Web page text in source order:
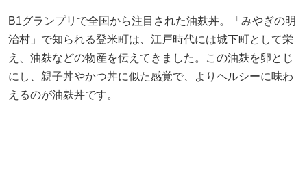
B1グランプリで全国から注目された油麸丼。「みやぎの明
治村」で知られる登米町は、江戸時代には城下町として栄
え、油麸などの物産を伝えてきました。この油麸を卵とじ
にし、親子丼やかつ丼に似た感覚で、よりヘルシーに味わ
えるのが油麸丼です。